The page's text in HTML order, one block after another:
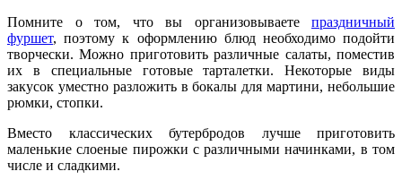
Помните о том, что вы организовываете праздничный
фуршет, поэтому к оформлению блюд необходимо подойти
творчески. Можно приготовить различные салаты, поместив
их в специальные готовые тарталетки. Некоторые виды
закусок уместно разложить в бокалы для мартини, небольшие
рюмки, стопки.
Вместо классических бутербродов лучше приготовить
маленькие слоеные пирожки с различными начинками, в том
числе и сладкими.